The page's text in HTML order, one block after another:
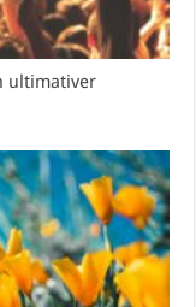
ultimativer